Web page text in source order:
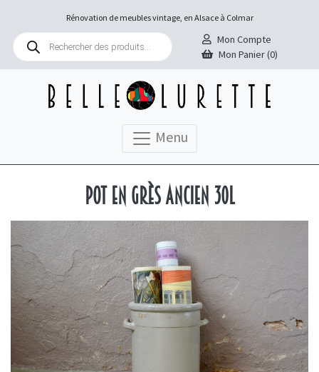
Rénovation de meubles vintage, en Alsace à Colmar
Recherche
produits
Mon Compte
Mon Panier (0)
Menu
Pot en grès ancien 30L